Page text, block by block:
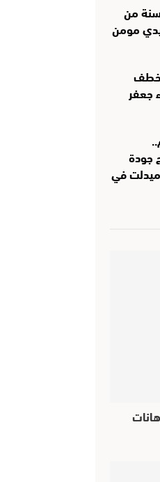
سنة من
مومن
جعفر
جودة
في